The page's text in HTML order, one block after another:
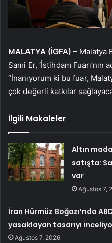
MALATYA (İGFA) – Malatya
Sami Er, ‘İstihdam Fuarı’nın
“İnanıyorum ki bu fuar,
çok değerli katkılar
İlgili Makaleler
Altın
satışta:
var
Ağustos 7,
İran Hürmüz Boğazı’nda
yasaklayan tasarıyı
Ağustos 7, 2026